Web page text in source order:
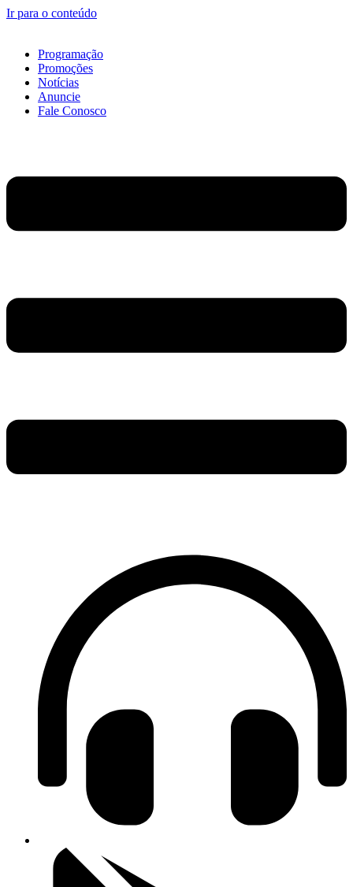
Ir para o conteúdo
Programação
Promoções
Notícias
Anuncie
Fale Conosco